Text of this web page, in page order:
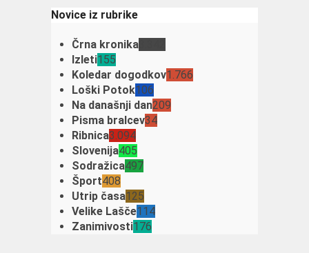
Novice iz rubrike
Črna kronika
Izleti155
Koledar dogodkov1.766
Loški Potok106
Na današnji dan209
Pisma bralcev34
Ribnica3.094
Slovenija405
Sodražica497
Šport408
Utrip časa125
Velike Lašče114
Zanimivosti176